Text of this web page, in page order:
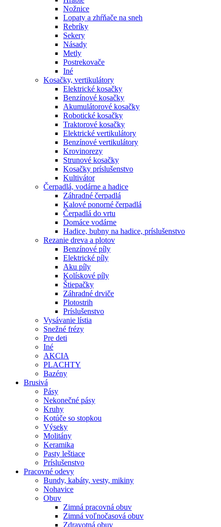
Nožnice
Lopaty a zhŕňače na sneh
Rebríky
Sekery
Násady
Metly
Postrekovače
Iné
Kosačky, vertikulátory
Elektrické kosačky
Benzínové kosačky
Akumulátorové kosačky
Robotické kosačky
Traktorové kosačky
Elektrické vertikulátory
Benzínové vertikulátory
Krovinorezy
Strunové kosačky
Kosačky príslušenstvo
Kultivátor
Čerpadlá, vodárne a hadice
Záhradné čerpadlá
Kalové ponorné čerpadlá
Čerpadlá do vrtu
Domáce vodárne
Hadice, bubny na hadice, príslušenstvo
Rezanie dreva a plotov
Benzínové píly
Elektrické píly
Aku píly
Kolískové píly
Štiepačky
Záhradné drviče
Plotostrih
Príslušenstvo
Vysávanie lístia
Snežné frézy
Pre deti
Iné
AKCIA
PLACHTY
Bazény
Brusivá
Pásy
Nekonečné pásy
Kruhy
Kotúče so stopkou
Výseky
Molitány
Keramika
Pasty leštiace
Príslušenstvo
Pracovné odevy
Bundy, kabáty, vesty, mikiny
Nohavice
Obuv
Zimná pracovná obuv
Zimná voľnočasová obuv
Zdravotná obuv